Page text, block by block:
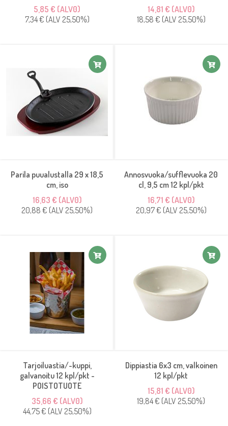
5,85 € (ALV0)
7,34 € (ALV 25,50%)
14,81 € (ALV0)
18,58 € (ALV 25,50%)
Parila puualustalla 29 x 18,5
cm, iso
16,63 € (ALV0)
20,88 € (ALV 25,50%)
Annosvuoka/sufflevuoka 20
cl, 9,5 cm 12 kpl/pkt
16,71 € (ALV0)
20,97 € (ALV 25,50%)
Tarjoiluastia/-kuppi,
galvanoitu 12 kpl/pkt -
POISTOTUOTE
35,66 € (ALV0)
44,75 € (ALV 25,50%)
Dippiastia 6x3 cm, valkoinen
12 kpl/pkt
15,81 € (ALV0)
19,84 € (ALV 25,50%)